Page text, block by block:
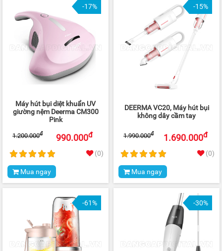
-17%
Máy hút bụi diệt khuẩn UV
giường nệm Deerma CM300
Pink
990.000đ
1.200.000đ
(0)
Mua ngay
-15%
DEERMA VC20, Máy hút bụi
không dây cầm tay
1.690.000đ
1.990.000đ
(0)
Mua ngay
-61% -30%